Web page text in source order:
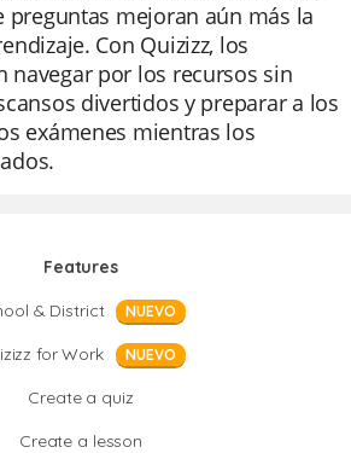
preguntas mejoran aún más la
Con Quizizz, los
navegar por los recursos sin
divertidos y preparar a los
exámenes mientras los
Features
& District
NUEVO
for Work NUEVO
Create a quiz
Create a lesson